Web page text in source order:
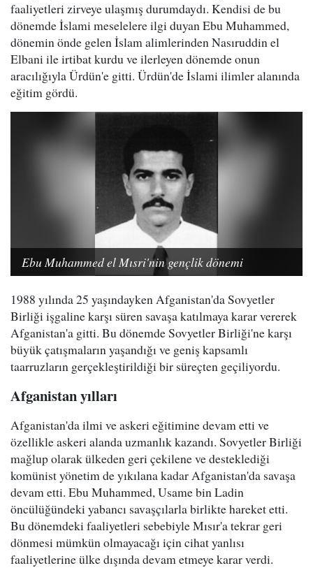
faaliyetleri zirveye ulaşmış durumdaydı. Kendisi de bu
dönemde İslami meselelere ilgi duyan Ebu Muhammed,
dönemin önde gelen İslam alimlerinden Nasıruddin el
Elbani ile irtibat kurdu ve ilerleyen dönemde onun
aracılığıyla Ürdün'e gitti. Ürdün'de İslami ilimler alanında
eğitim gördü.
Ebu Muhammed el Mısri'nin gençlik dönemi
1988 yılında 25 yaşındayken Afganistan'da Sovyetler
Birliği işgaline karşı süren savaşa katılmaya karar vererek
Afganistan'a gitti. Bu dönemde Sovyetler Birliği'ne karşı
büyük çatışmaların yaşandığı ve geniş kapsamlı
taarruzların gerçekleştirildiği bir süreçten geçiliyordu.
Afganistan yılları
Afganistan'da ilmi ve askeri eğitimine devam etti ve
özellikle askeri alanda uzmanlık kazandı. Sovyetler Birliği
mağlup olarak ülkeden geri çekilene ve desteklediği
komünist yönetim de yıkılana kadar Afganistan'da savaşa
devam etti. Ebu Muhammed, Usame bin Ladin
öncülüğündeki yabancı savaşçılarla birlikte hareket etti.
Bu dönemdeki faaliyetleri sebebiyle Mısır'a tekrar geri
dönmesi mümkün olmayacağı için cihat yanlısı
faaliyetlerine ülke dışında devam etmeye karar verdi.